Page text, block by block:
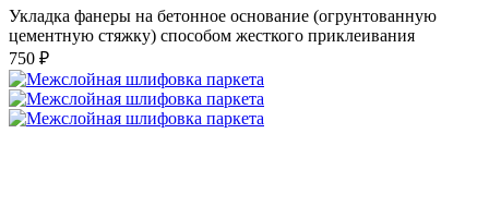
Укладка фанеры на бетонное основание (огрунтованную
цементную стяжку) способом жесткого приклеивания
750 ₽